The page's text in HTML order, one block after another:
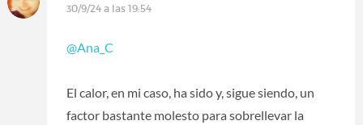
30/9/24 a las 19:54
@Ana_C
El calor, en mi caso, ha sido y, sigue siendo, un
factor bastante molesto para sobrellevar la